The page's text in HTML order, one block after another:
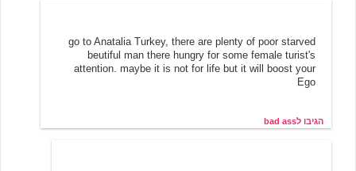
go to Anatalia Turkey, there are plenty of poor starved
beutiful man there hungry for some female turist's
attention. maybe it is not for life but it will boost your
Ego
הגיבו לbad ass